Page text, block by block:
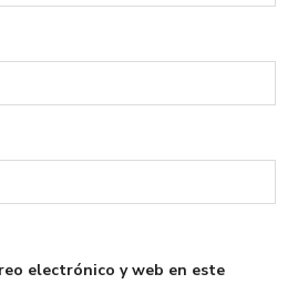
electrónico y web en este